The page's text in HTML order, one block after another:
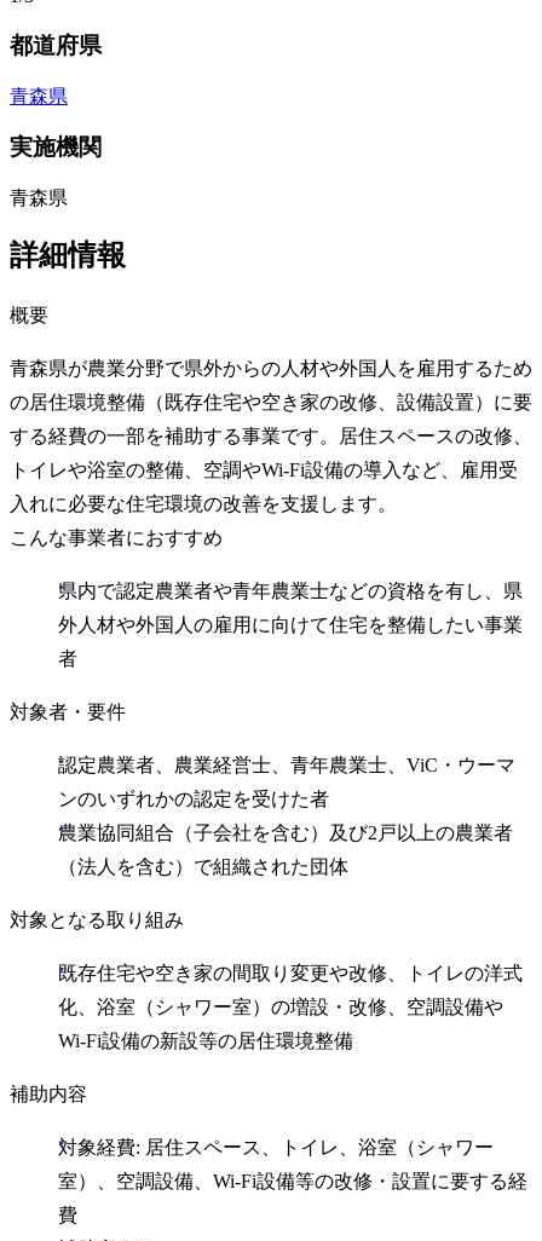
都道府県
青森県
実施機関
青森県
詳細情報
概要
青森県が農業分野で県外からの人材や外国人を雇用するため
の居住環境整備（既存住宅や空き家の改修、設備設置）に要
する経費の一部を補助する事業です。居住スペースの改修、
トイレや浴室の整備、空調やWi-Fi設備の導入など、雇用受
入れに必要な住宅環境の改善を支援します。
こんな事業者におすすめ
県内で認定農業者や青年農業士などの資格を有し、県
外人材や外国人の雇用に向けて住宅を整備したい事業
者
対象者・要件
認定農業者、農業経営士、青年農業士、ViC・ウーマ
ンのいずれかの認定を受けた者
農業協同組合（子会社を含む）及び2戸以上の農業者
（法人を含む）で組織された団体
対象となる取り組み
既存住宅や空き家の間取り変更や改修、トイレの洋式
化、浴室（シャワー室）の増設・改修、空調設備や
Wi‑Fi設備の新設等の居住環境整備
補助内容
対象経費: 居住スペース、トイレ、浴室（シャワー
室）、空調設備、Wi‑Fi設備等の改修・設置に要する経
費